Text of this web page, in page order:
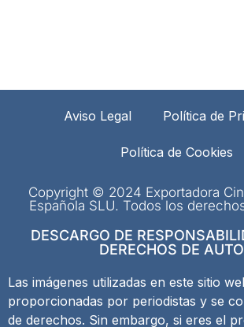
Aviso Legal Política de
Política de Cookies
Copyright © 2024 Exportadora
Española SLU. Todos los
DESCARGO DE
DERECHOS DE
Las imágenes utilizadas en este sitio
proporcionadas por periodistas y se
de derechos. Sin embargo, si eres el